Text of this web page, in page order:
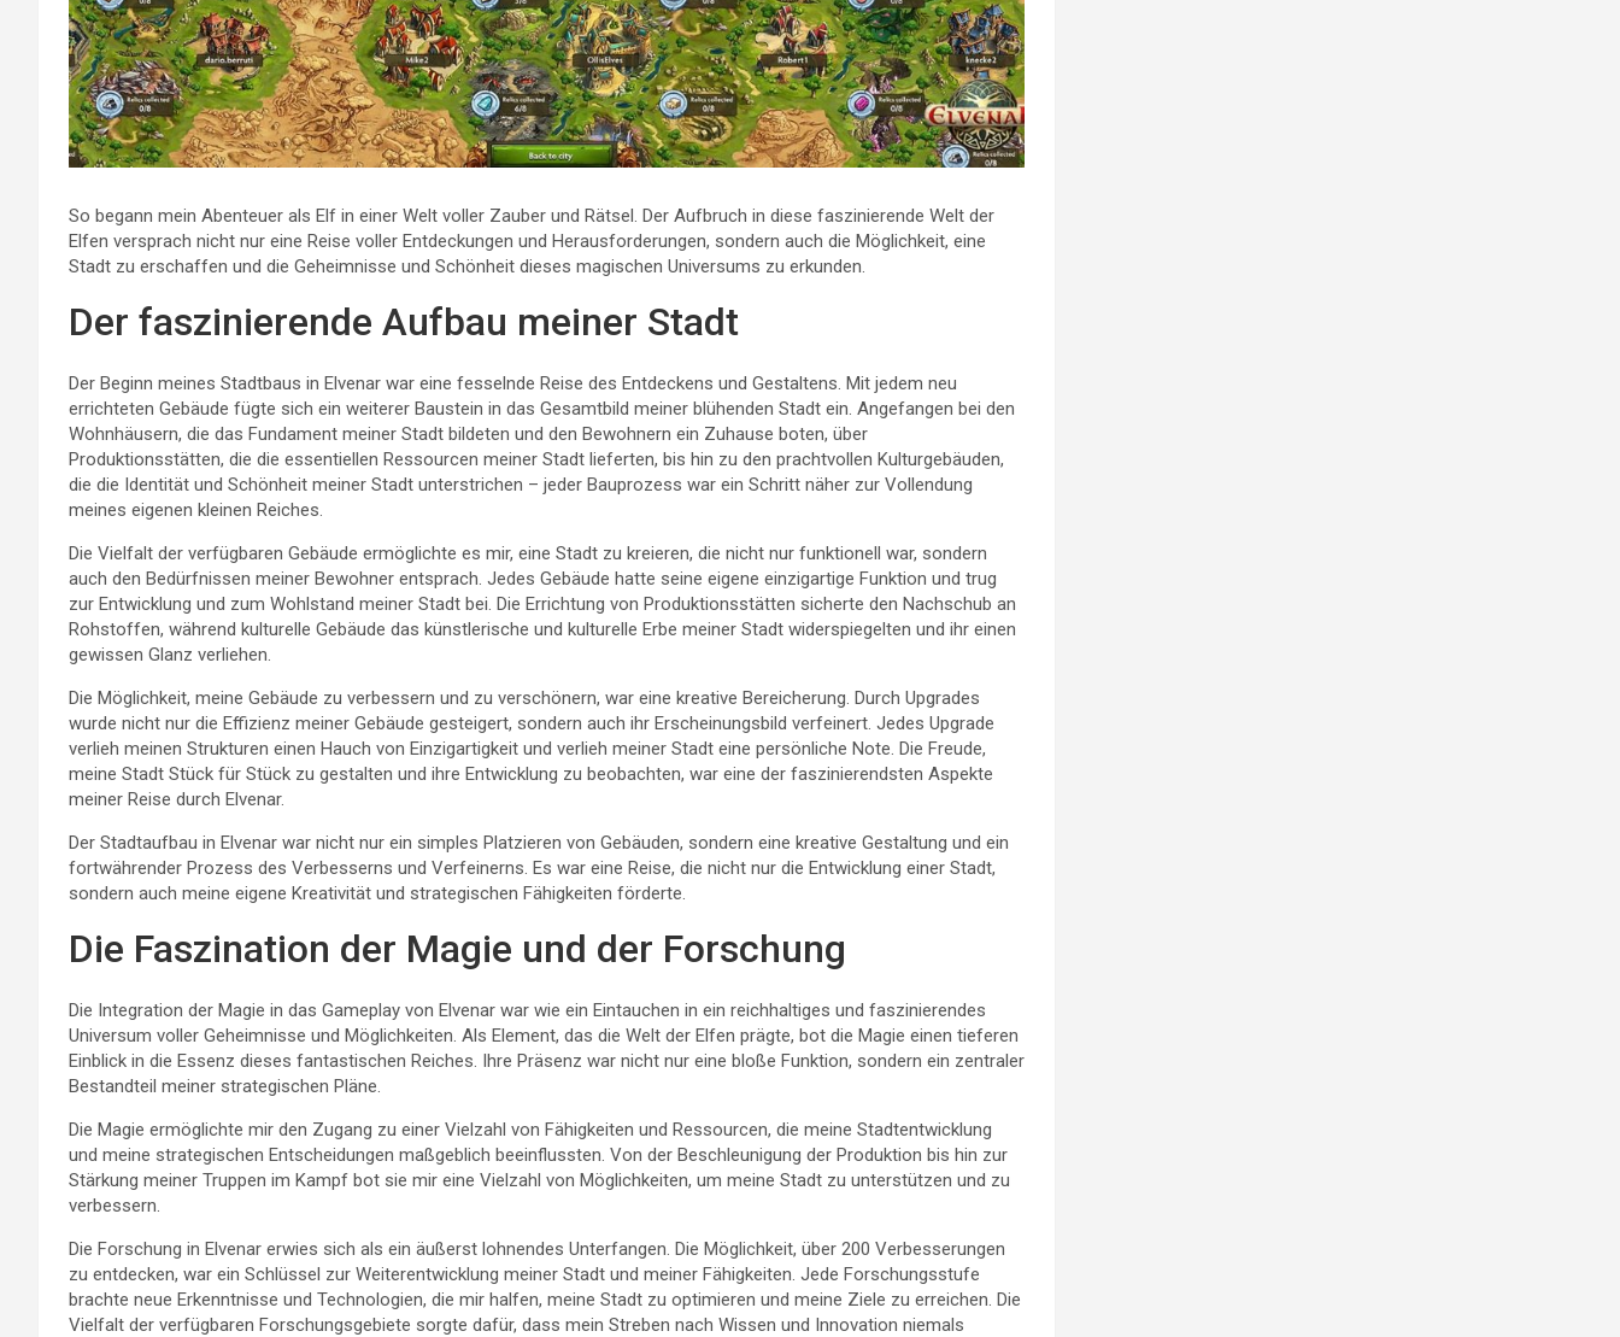
So begann mein Abenteuer als Elf in einer Welt voller Zauber und Rätsel. Der Aufbruch in diese faszinierende Welt der
Elfen versprach nicht nur eine Reise voller Entdeckungen und Herausforderungen, sondern auch die Möglichkeit, eine
Stadt zu erschaffen und die Geheimnisse und Schönheit dieses magischen Universums zu erkunden.
Der faszinierende Aufbau meiner Stadt
Der Beginn meines Stadtbaus in Elvenar war eine fesselnde Reise des Entdeckens und Gestaltens. Mit jedem neu
errichteten Gebäude fügte sich ein weiterer Baustein in das Gesamtbild meiner blühenden Stadt ein. Angefangen bei den
Wohnhäusern, die das Fundament meiner Stadt bildeten und den Bewohnern ein Zuhause boten, über
Produktionsstätten, die die essentiellen Ressourcen meiner Stadt lieferten, bis hin zu den prachtvollen Kulturgebäuden,
die die Identität und Schönheit meiner Stadt unterstrichen – jeder Bauprozess war ein Schritt näher zur Vollendung
meines eigenen kleinen Reiches.
Die Vielfalt der verfügbaren Gebäude ermöglichte es mir, eine Stadt zu kreieren, die nicht nur funktionell war, sondern
auch den Bedürfnissen meiner Bewohner entsprach. Jedes Gebäude hatte seine eigene einzigartige Funktion und trug
zur Entwicklung und zum Wohlstand meiner Stadt bei. Die Errichtung von Produktionsstätten sicherte den Nachschub an
Rohstoffen, während kulturelle Gebäude das künstlerische und kulturelle Erbe meiner Stadt widerspiegelten und ihr einen
gewissen Glanz verliehen.
Die Möglichkeit, meine Gebäude zu verbessern und zu verschönern, war eine kreative Bereicherung. Durch Upgrades
wurde nicht nur die Effizienz meiner Gebäude gesteigert, sondern auch ihr Erscheinungsbild verfeinert. Jedes Upgrade
verlieh meinen Strukturen einen Hauch von Einzigartigkeit und verlieh meiner Stadt eine persönliche Note. Die Freude,
meine Stadt Stück für Stück zu gestalten und ihre Entwicklung zu beobachten, war eine der faszinierendsten Aspekte
meiner Reise durch Elvenar.
Der Stadtaufbau in Elvenar war nicht nur ein simples Platzieren von Gebäuden, sondern eine kreative Gestaltung und ein
fortwährender Prozess des Verbesserns und Verfeinerns. Es war eine Reise, die nicht nur die Entwicklung einer Stadt,
sondern auch meine eigene Kreativität und strategischen Fähigkeiten förderte.
Die Faszination der Magie und der Forschung
Die Integration der Magie in das Gameplay von Elvenar war wie ein Eintauchen in ein reichhaltiges und faszinierendes
Universum voller Geheimnisse und Möglichkeiten. Als Element, das die Welt der Elfen prägte, bot die Magie einen tieferen
Einblick in die Essenz dieses fantastischen Reiches. Ihre Präsenz war nicht nur eine bloße Funktion, sondern ein zentraler
Bestandteil meiner strategischen Pläne.
Die Magie ermöglichte mir den Zugang zu einer Vielzahl von Fähigkeiten und Ressourcen, die meine Stadtentwicklung
und meine strategischen Entscheidungen maßgeblich beeinflussten. Von der Beschleunigung der Produktion bis hin zur
Stärkung meiner Truppen im Kampf bot sie mir eine Vielzahl von Möglichkeiten, um meine Stadt zu unterstützen und zu
verbessern.
Die Forschung in Elvenar erwies sich als ein äußerst lohnendes Unterfangen. Die Möglichkeit, über 200 Verbesserungen
zu entdecken, war ein Schlüssel zur Weiterentwicklung meiner Stadt und meiner Fähigkeiten. Jede Forschungsstufe
brachte neue Erkenntnisse und Technologien, die mir halfen, meine Stadt zu optimieren und meine Ziele zu erreichen. Die
Vielfalt der verfügbaren Forschungsgebiete sorgte dafür, dass mein Streben nach Wissen und Innovation niemals